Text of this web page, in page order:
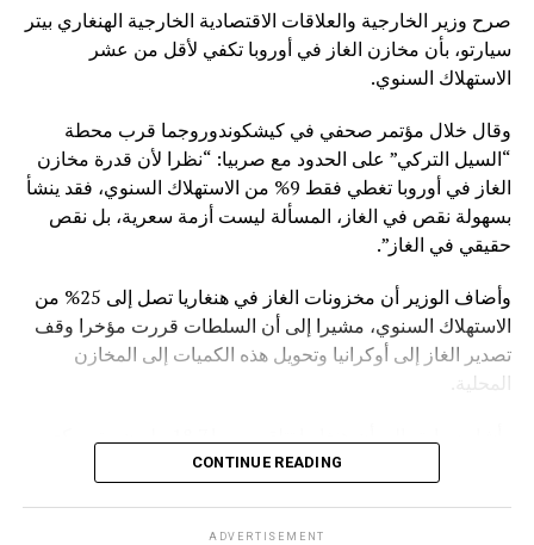
صرح وزير الخارجية والعلاقات الاقتصادية الخارجية الهنغاري بيتر
سيارتو، بأن مخازن الغاز في أوروبا تكفي لأقل من عشر
الاستهلاك السنوي.
وقال خلال مؤتمر صحفي في كيشكوندوروجما قرب محطة
“السيل التركي” على الحدود مع صربيا: “نظرا لأن قدرة مخازن
الغاز في أوروبا تغطي فقط 9% من الاستهلاك السنوي، فقد ينشأ
بسهولة نقص في الغاز، المسألة ليست أزمة سعرية، بل نقص
حقيقي في الغاز”.
وأضاف الوزير أن مخزونات الغاز في هنغاريا تصل إلى 25% من
الاستهلاك السنوي، مشيرا إلى أن السلطات قررت مؤخرا وقف
تصدير الغاز إلى أوكرانيا وتحويل هذه الكميات إلى المخازن
المحلية.
من الغاز الروسي القادم عبر “السيل التركي”.
وقبل ذلك أعلن الرئيس الصربي ألكسندر فوتشيتش أن قنبلة عثر
CONTINUE READING
ADVERTISEMENT